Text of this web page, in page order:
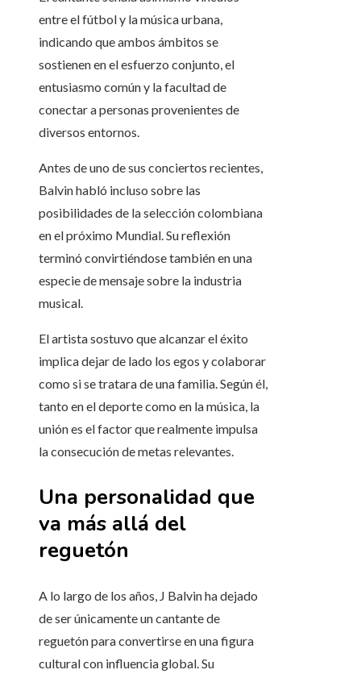
entre el fútbol y la música urbana,
indicando que ambos ámbitos se
sostienen en el esfuerzo conjunto, el
entusiasmo común y la facultad de
conectar a personas provenientes de
diversos entornos.
Antes de uno de sus conciertos recientes,
Balvin habló incluso sobre las
posibilidades de la selección colombiana
en el próximo Mundial. Su reflexión
terminó convirtiéndose también en una
especie de mensaje sobre la industria
musical.
El artista sostuvo que alcanzar el éxito
implica dejar de lado los egos y colaborar
como si se tratara de una familia. Según él,
tanto en el deporte como en la música, la
unión es el factor que realmente impulsa
la consecución de metas relevantes.
Una personalidad que
va más allá del
reguetón
A lo largo de los años, J Balvin ha dejado
de ser únicamente un cantante de
reguetón para convertirse en una figura
cultural con influencia global. Su